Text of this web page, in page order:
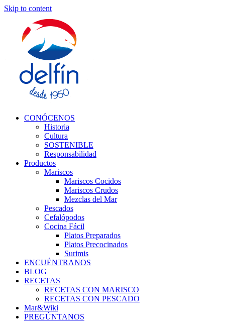
Skip to content
CONÓCENOS
Historia
Cultura
SOSTENIBLE
Responsabilidad
Productos
Mariscos
Mariscos Cocidos
Mariscos Crudos
Mezclas del Mar
Pescados
Cefalópodos
Cocina Fácil
Platos Preparados
Platos Precocinados
Surimis
ENCUÉNTRANOS
BLOG
RECETAS
RECETAS CON MARISCO
RECETAS CON PESCADO
Mar&Wiki
PREGÚNTANOS